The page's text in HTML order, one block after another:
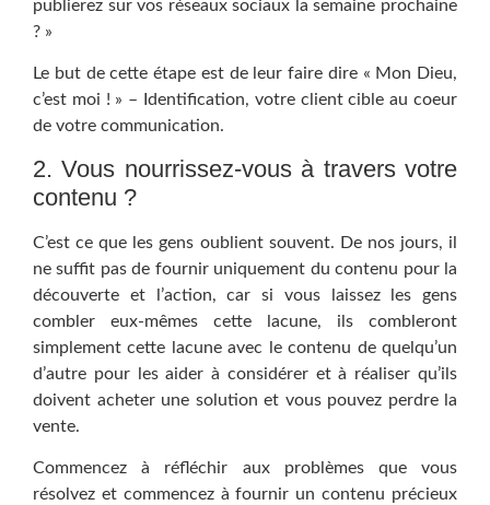
publierez sur vos réseaux sociaux la semaine prochaine
? »
Le but de cette étape est de leur faire dire « Mon Dieu,
c’est moi ! » – Identification, votre client cible au coeur
de votre communication.
2. Vous nourrissez-vous à travers votre
contenu ?
C’est ce que les gens oublient souvent. De nos jours, il
ne suffit pas de fournir uniquement du contenu pour la
découverte et l’action, car si vous laissez les gens
combler eux-mêmes cette lacune, ils combleront
simplement cette lacune avec le contenu de quelqu’un
d’autre pour les aider à considérer et à réaliser qu’ils
doivent acheter une solution et vous pouvez perdre la
vente.
Commencez à réfléchir aux problèmes que vous
résolvez et commencez à fournir un contenu précieux